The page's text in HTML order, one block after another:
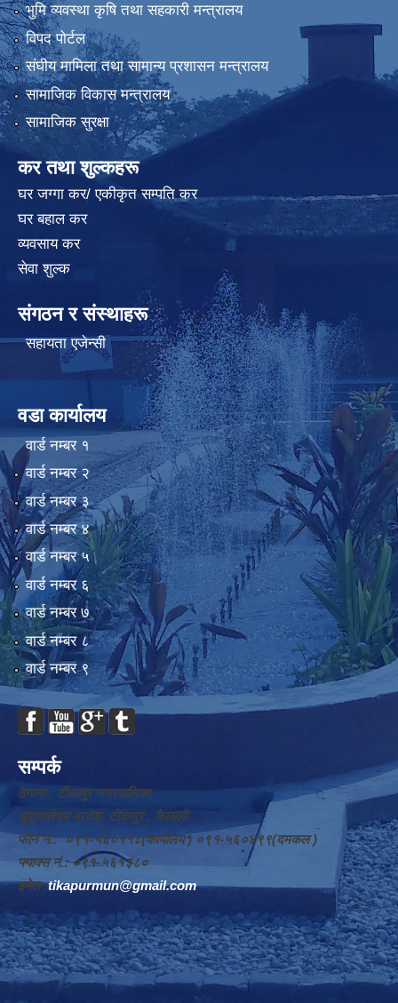
भुमि व्यवस्था कृषि तथा सहकारी मन्त्रालय
विपद पोर्टल
संघीय मामिला तथा सामान्य प्रशासन मन्त्रालय
सामाजिक विकास मन्त्रालय
सामाजिक सुरक्षा
कर तथा शुल्कहरू
घर जग्गा कर/ एकीकृत सम्पति कर
घर बहाल कर
व्यवसाय कर
सेवा शुल्क
संगठन र संस्थाहरू
सहायता एजेन्सी
वडा कार्यालय
वार्ड न‌म्बर १
वार्ड न‌म्बर २
वार्ड न‌म्बर ३
वार्ड न‌म्बर ४
वार्ड न‌म्बर ५
वार्ड न‌म्बर ६
वार्ड न‌म्बर ७
वार्ड न‌म्बर ८
वार्ड न‌म्बर ९
सम्पर्क
ठेगाना : टीकापुर नगरपालिका
सुदूरपश्चिम प्रदेश, टीकापुर , कैलाली
फोन नं.: ०९१-५६०११८(कार्यालय ) ०९१-५६०४९९(दमकल )
फ्याक्स नं.: ०९१-५६१३८०
इमेल :tikapurmun@gmail.com